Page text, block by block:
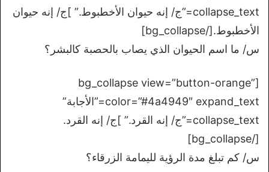
collapse_text=”ج/ إنه حيوان الأخطبوط.” ]ج/ إنه حيوان
الأخطبوط.[/bg_collapse]
س/ ما اسم الحيوان الذي يصاب بالحصبة كالبشر؟
[bg_collapse view=”button-orange”
color=”#4a4949″ expand_text=”الأجابة”
collapse_text=”ج/ إنه القرد.” ]ج/ إنه القرد.
[/bg_collapse]
س/ كم تبلغ مدة الرؤية لليمامة الزرقاء؟